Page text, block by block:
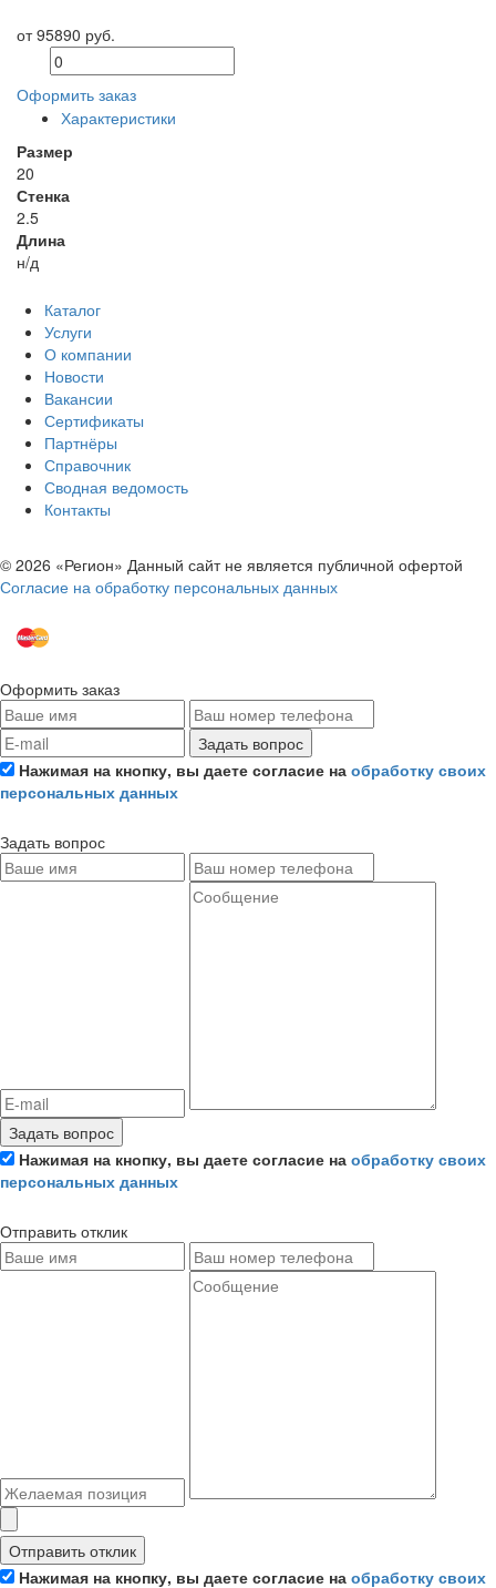
от 95890 руб.
Оформить заказ
Характеристики
Размер
20
Стенка
2.5
Длина
н/д
Каталог
Услуги
О компании
Новости
Вакансии
Сертификаты
Партнёры
Справочник
Сводная ведомость
Контакты
© 2026 «Регион» Данный сайт не является публичной офертой
Согласие на обработку персональных данных
Оформить заказ
Задать вопрос
Нажимая на кнопку, вы даете согласие на обработку своих
персональных данных
Задать вопрос
Задать вопрос
Нажимая на кнопку, вы даете согласие на обработку своих
персональных данных
Отправить отклик
Отправить отклик
Нажимая на кнопку, вы даете согласие на обработку своих